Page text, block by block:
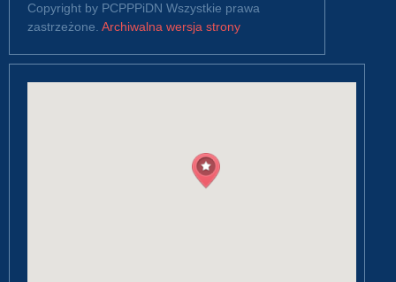
Copyright by PCPPPiDN Wszystkie prawa
zastrzeżone. Archiwalna wersja strony